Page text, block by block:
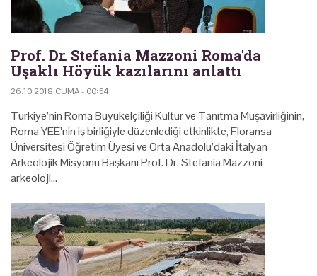
Prof. Dr. Stefania Mazzoni Roma'da
Uşaklı Höyük kazılarını anlattı
26.10.2018 CUMA - 00:54
Türkiye’nin Roma Büyükelçiliği Kültür ve Tanıtma Müşavirliğinin,
Roma YEE’nin iş birliğiyle düzenlediği etkinlikte, Floransa
Üniversitesi Öğretim Üyesi ve Orta Anadolu’daki İtalyan
Arkeolojik Misyonu Başkanı Prof. Dr. Stefania Mazzoni
arkeoloji…